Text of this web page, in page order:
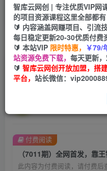
网赚网创 项目
365天稳定跟新
首页 创业课程 会员专属 正
（7011期）全网首发
上榜，月入过万，骚操
此内容为付费阅读，请付费后
付费阅读
智库云网创 | 专注优质VIP网
的项目资源课程这里全部都有
🔰 内容涵盖网赚项目、引流
每日稳定更新20-30优质付费
🔰 本站VIP 限时特惠， ￥79/
站资源免费下载， 每天更新，
🔰 智库云网创开放加盟，搭
平台， 站长微信：